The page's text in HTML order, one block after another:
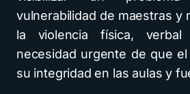
vulnerabilidad de maestras y
la violencia física,
necesidad urgente de que
su integridad en las aulas y